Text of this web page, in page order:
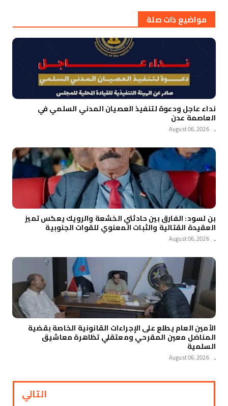
مواضيع ذات صلة
نداء عاجل ودعوة لتنفيذ العصيان المدني السلمي في
العاصمة عدن
.
August 06, 2026
بن لسود: الفارق بين حادثتي الخشعة والرويك يعكس تميز
العقيدة القتالية والثبات المعنوي للقوات الجنوبية
.
August 06, 2026
الأمين العام يطلع على الإجراءات القانونية الخاصة بقضية
المناضل معين المقرحي ومعتقلي تظاهرة معاشيق
السلمية
.
August 06, 2026
التالي